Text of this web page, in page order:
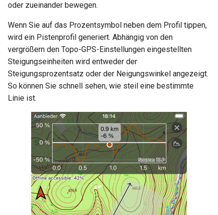
oder zueinander bewegen.
Wenn Sie auf das Prozentsymbol neben dem Profil tippen,
wird ein Pistenprofil generiert. Abhängig von den
vergrößern den Topo-GPS-Einstellungen eingestellten
Steigungseinheiten wird entweder der
Steigungsprozentsatz oder der Neigungswinkel angezeigt.
So können Sie schnell sehen, wie steil eine bestimmte
Linie ist.